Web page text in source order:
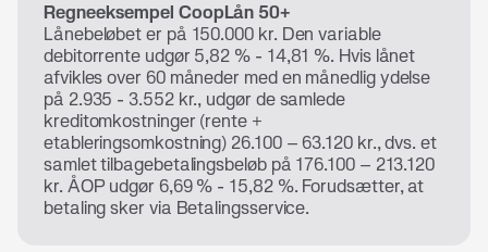
Regneeksempel CoopLån 50+
Lånebeløbet er på 150.000 kr. Den variable
debitorrente udgør 5,82 % - 14,81 %. Hvis lånet
afvikles over 60 måneder med en månedlig ydelse
på 2.935 - 3.552 kr., udgør de samlede
kreditomkostninger (rente +
etableringsomkostning) 26.100 – 63.120 kr., dvs. et
samlet tilbagebetalingsbeløb på 176.100 – 213.120
kr. ÅOP udgør 6,69 % - 15,82 %. Forudsætter, at
betaling sker via Betalingsservice.